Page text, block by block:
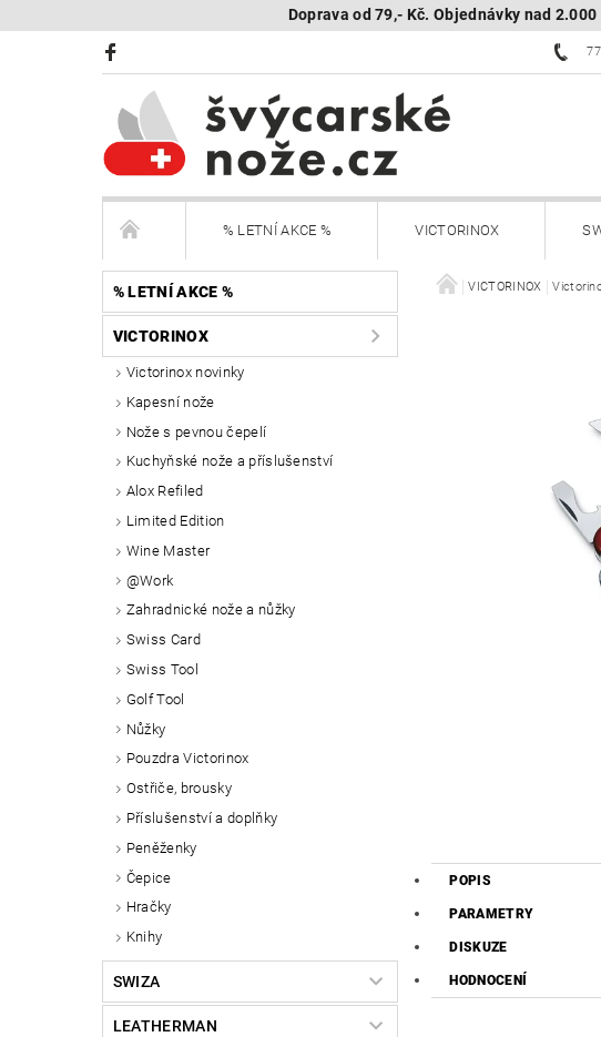
Doprava od 79,- Kč. Objednávky nad 2.000
% LETNÍ AKCE % VICTORINOX
BÖKER Limited BÖKER - sestav si nůž
KAMBUKKA - termohrnky, lahve, termonádoby
Další nože
SEGWAY NAVIMOW - robotické sekačky ROBOROCK-
% LETNÍ AKCE %
VICTORINOX
Victorinox novinky
Kapesní nože
Nože s pevnou čepelí
Kuchyňské nože a příslušenství
Alox Refiled
Limited Edition
Wine Master
@Work
Zahradnické nože a nůžky
Swiss Card
Swiss Tool
Golf Tool
Nůžky
Pouzdra Victorinox
Ostřiče, brousky
Příslušenství a doplňky
Peněženky
Čepice
Hračky
Knihy
SWIZA
LEATHERMAN
VICTORINOX
POPIS
PARAMETRY
DISKUZE
HODNOCENÍ